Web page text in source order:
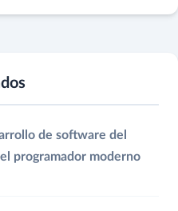
de software del
programador moderno